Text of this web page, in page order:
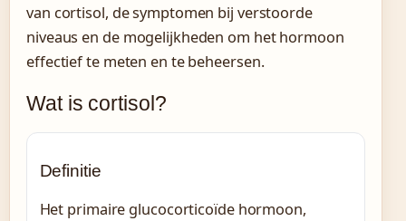
van cortisol, de symptomen bij verstoorde
niveaus en de mogelijkheden om het hormoon
effectief te meten en te beheersen.
Wat is cortisol?
Definitie
Het primaire glucocorticoïde hormoon,